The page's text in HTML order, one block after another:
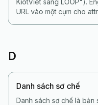
KiotViet sang LOOP").
URL vào một cụm cho
D
Danh sách sơ chế
Danh sách sơ chế là